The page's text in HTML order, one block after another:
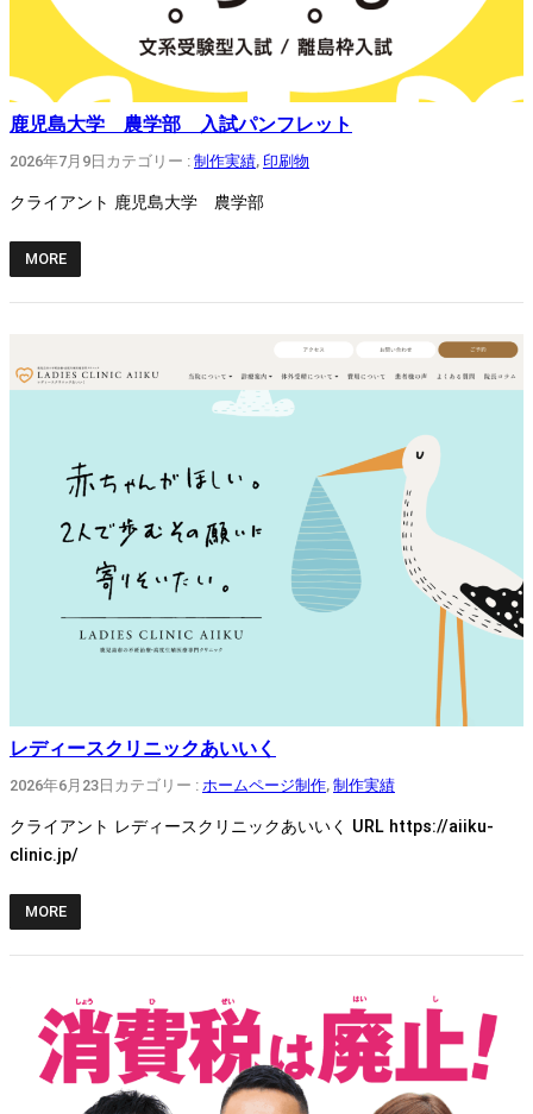
鹿児島大学 農学部 入試パンフレット
2026年7月9日 カテゴリー : 制作実績, 印刷物
クライアント 鹿児島大学 農学部
MORE
レディースクリニックあいいく
2026年6月23日 カテゴリー : ホームページ制作, 制作実績
クライアント レディースクリニックあいいく URL https://aiiku-
clinic.jp/
MORE